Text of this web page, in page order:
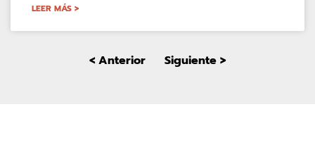
LEER MÁS >
< Anterior Siguiente >